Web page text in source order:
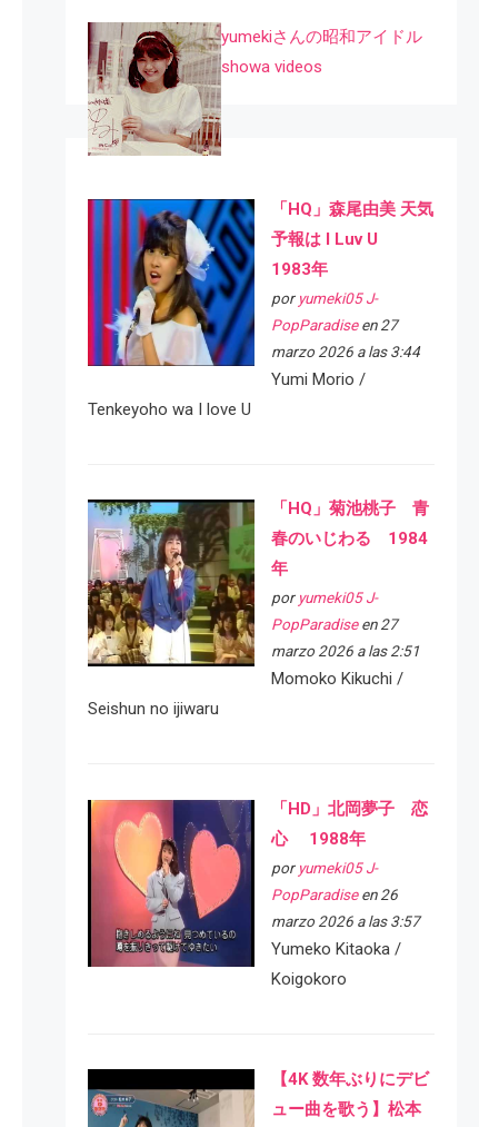
yumekiさんの昭和アイドル
showa videos
「HQ」森尾由美 天気
予報は I Luv U
1983年
por yumeki05 J-
PopParadiseen 27
marzo 2026 a las 3:44
Yumi Morio /
Tenkeyoho wa I love U
「HQ」菊池桃子 青
春のいじわる 1984
年
por yumeki05 J-
PopParadiseen 27
marzo 2026 a las 2:51
Momoko Kikuchi /
Seishun no ijiwaru
「HD」北岡夢子 恋
心 1988年
por yumeki05 J-
PopParadiseen 26
marzo 2026 a las 3:57
Yumeko Kitaoka /
Koigokoro
【4K 数年ぶりにデビ
ュー曲を歌う】松本